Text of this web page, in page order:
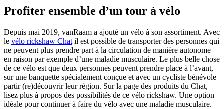
Profiter ensemble d’un tour à vélo
Depuis mai 2019, vanRaam a ajouté un vélo à son assortiment. Avec
le vélo rickshaw Chat il est possible de transporter des personnes qui
ne peuvent plus prendre part à la circulation de manière autonome
en raison par exemple d’une maladie musculaire. Le plus belle chose
de ce vélo est que deux personnes peuvent prendre place à l’avant,
sur une banquette spécialement conçue et avec un cycliste bénévole
partir (re)découvrir leur région. Sur la page des produits du Chat,
lisez plus à propos des possibilités de ce vélo rickshaw. Une option
idéale pour continuer à faire du vélo avec une maladie musculaire.